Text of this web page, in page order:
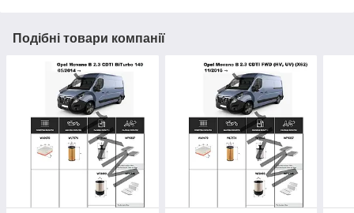
Подібні товари компанії